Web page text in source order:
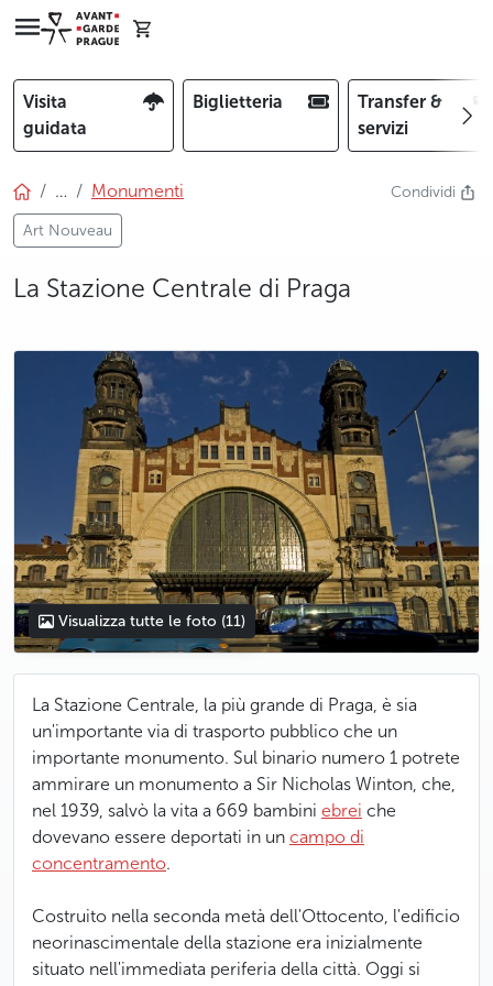
Visita
guidata
Biglietteria
Transfer &
servizi
… Monumenti
Art Nouveau
Condividi
La Stazione Centrale di Praga
photo 5
photo 6
photo 7
photo 8
photo 9
photo 10
photo 11
Visualizza tutte le foto (11)
La Stazione Centrale, la più grande di Praga, è sia
un'importante via di trasporto pubblico che un
importante monumento. Sul binario numero 1 potrete
ammirare un monumento a Sir Nicholas Winton, che,
nel 1939, salvò la vita a 669 bambini ebrei che
dovevano essere deportati in un campo di
concentramento.
Costruito nella seconda metà dell'Ottocento, l'edificio
neorinascimentale della stazione era inizialmente
situato nell'immediata periferia della città. Oggi si